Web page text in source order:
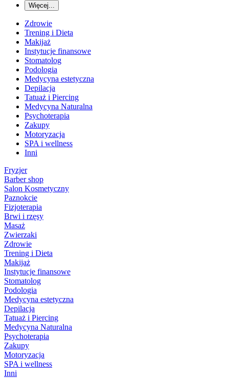
Więcej...
Zdrowie
Trening i Dieta
Makijaż
Instytucje finansowe
Stomatolog
Podologia
Medycyna estetyczna
Depilacja
Tatuaż i Piercing
Medycyna Naturalna
Psychoterapia
Zakupy
Motoryzacja
SPA i wellness
Inni
Fryzjer
Barber shop
Salon Kosmetyczny
Paznokcie
Fizjoterapia
Brwi i rzęsy
Masaż
Zwierzaki
Zdrowie
Trening i Dieta
Makijaż
Instytucje finansowe
Stomatolog
Podologia
Medycyna estetyczna
Depilacja
Tatuaż i Piercing
Medycyna Naturalna
Psychoterapia
Zakupy
Motoryzacja
SPA i wellness
Inni